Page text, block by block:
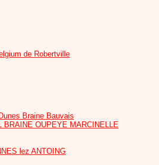
de Robertville
Braine Bauvais
BRAINE OUPEYE MARCINELLE
lez ANTOING